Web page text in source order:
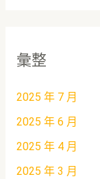
彙整
2025 年 7 月
2025 年 6 月
2025 年 4 月
2025 年 3 月